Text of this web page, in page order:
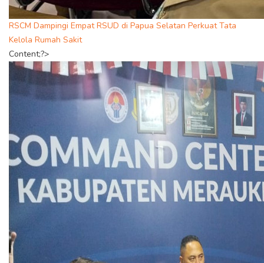
RSCM Dampingi Empat RSUD di Papua Selatan Perkuat Tata
Kelola Rumah Sakit
Content;?>